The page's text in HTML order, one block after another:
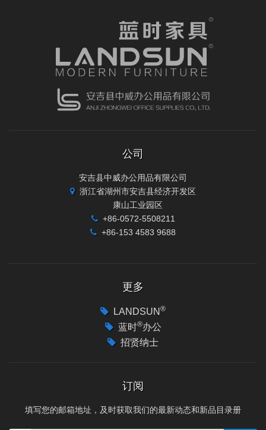
公司
安吉县中威办公用品有限公司
浙江省湖州市安吉县经济开发区
康山工业园区
+86-0572-5508211
+86-153 4583 9688
更多
LANDSUN ®
蓝时®办公
招贤纳士
订阅
填写您的邮箱地址，及时获取我们的最新动态和新品目录册